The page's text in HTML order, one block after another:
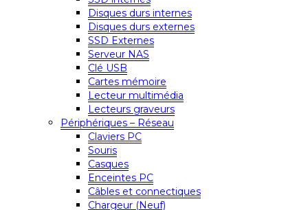
Disques durs internes
Disques durs externes
SSD Externes
Serveur NAS
Clé USB
Cartes mémoire
Lecteur multimédia
Lecteurs graveurs
Périphériques – Réseau
Claviers PC
Souris
Casques
Enceintes PC
Câbles et connectiques
Chargeur (Neuf)